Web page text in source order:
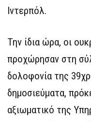
Ιντερπόλ.
Την ίδια ώρα, οι
προχώρησαν στη
δολοφονία της
δημοσιεύματα,
αξιωματικό της